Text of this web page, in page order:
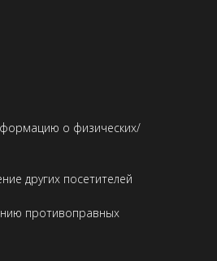
о физических/
других посетителей
противоправных